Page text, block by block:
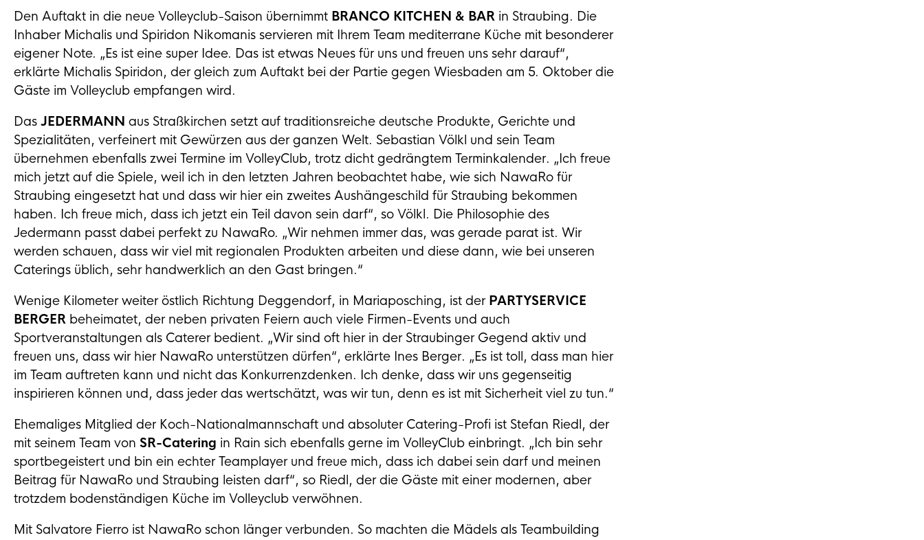
Den Auftakt in die neue Volleyclub-Saison übernimmt BRANCO KITCHEN & BAR in Straubing. Die
Inhaber Michalis und Spiridon Nikomanis servieren mit Ihrem Team mediterrane Küche mit besonderer
eigener Note. „Es ist eine super Idee. Das ist etwas Neues für uns und freuen uns sehr darauf“,
erklärte Michalis Spiridon, der gleich zum Auftakt bei der Partie gegen Wiesbaden am 5. Oktober die
Gäste im Volleyclub empfangen wird.
Das JEDERMANN aus Straßkirchen setzt auf traditionsreiche deutsche Produkte, Gerichte und
Spezialitäten, verfeinert mit Gewürzen aus der ganzen Welt. Sebastian Völkl und sein Team
übernehmen ebenfalls zwei Termine im VolleyClub, trotz dicht gedrängtem Terminkalender. „Ich freue
mich jetzt auf die Spiele, weil ich in den letzten Jahren beobachtet habe, wie sich NawaRo für
Straubing eingesetzt hat und dass wir hier ein zweites Aushängeschild für Straubing bekommen
haben. Ich freue mich, dass ich jetzt ein Teil davon sein darf“, so Völkl. Die Philosophie des
Jedermann passt dabei perfekt zu NawaRo. „Wir nehmen immer das, was gerade parat ist. Wir
werden schauen, dass wir viel mit regionalen Produkten arbeiten und diese dann, wie bei unseren
Caterings üblich, sehr handwerklich an den Gast bringen.“
Wenige Kilometer weiter östlich Richtung Deggendorf, in Mariaposching, ist der PARTYSERVICE
BERGER beheimatet, der neben privaten Feiern auch viele Firmen-Events und auch
Sportveranstaltungen als Caterer bedient. „Wir sind oft hier in der Straubinger Gegend aktiv und
freuen uns, dass wir hier NawaRo unterstützen dürfen“, erklärte Ines Berger. „Es ist toll, dass man hier
im Team auftreten kann und nicht das Konkurrenzdenken. Ich denke, dass wir uns gegenseitig
inspirieren können und, dass jeder das wertschätzt, was wir tun, denn es ist mit Sicherheit viel zu tun.“
Ehemaliges Mitglied der Koch-Nationalmannschaft und absoluter Catering-Profi ist Stefan Riedl, der
mit seinem Team von SR-Catering in Rain sich ebenfalls gerne im VolleyClub einbringt. „Ich bin sehr
sportbegeistert und bin ein echter Teamplayer und freue mich, dass ich dabei sein darf und meinen
Beitrag für NawaRo und Straubing leisten darf“, so Riedl, der die Gäste mit einer modernen, aber
trotzdem bodenständigen Küche im Volleyclub verwöhnen.
Mit Salvatore Fierro ist NawaRo schon länger verbunden. So machten die Mädels als Teambuilding